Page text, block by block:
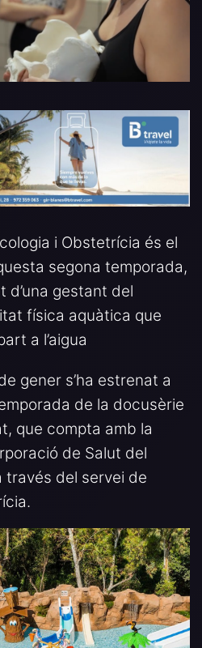
i Obstetrícia és el
segona temporada,
d’una gestant del
física aquàtica que
a l’aigua
gener s’ha estrenat a
de la docusèrie
que compta amb la
de Salut del
través del servei de